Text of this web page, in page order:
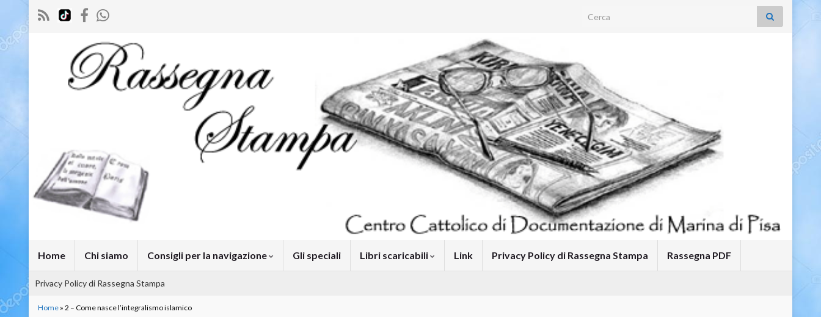
Search for:
Home Chi siamo Consigli per la navigazione Gli speciali Libri scaricabili Link Privacy Policy di Rassegna Stampa Rassegna PDF
Privacy Policy di Rassegna Stampa
Home » 2 – Come nasce l’integralismo islamico